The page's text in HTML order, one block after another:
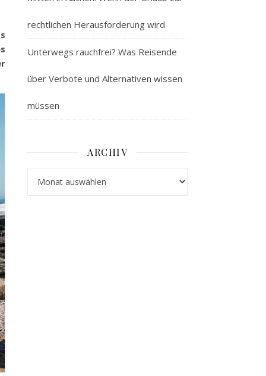
rechtlichen Herausforderung wird
Unterwegs rauchfrei? Was Reisende
über Verbote und Alternativen wissen
müssen
ARCHIV